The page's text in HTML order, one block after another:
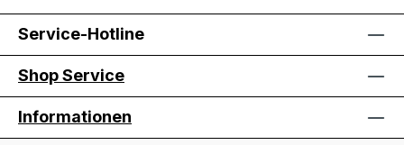
Service-Hotline
Shop Service
Informationen